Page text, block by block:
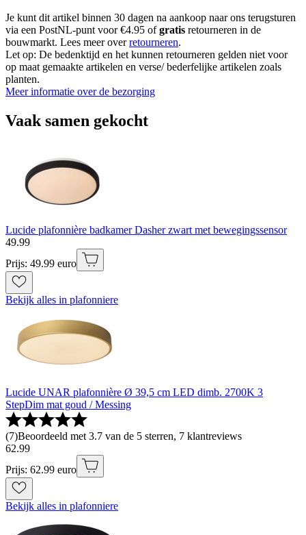
Je kunt dit artikel binnen 30 dagen na aankoop naar ons terugsturen
via een PostNL-punt voor €4.95 ofgratis retourneren in de
bouwmarkt. Lees meer overretourneren.
Let op: De bedenktijd en het kunnen retourneren gelden niet voor
op maat gemaakte artikelen en verse/ bederfelijke artikelen zoals
planten.
Meer informatie over de bezorging
Vaak samen gekocht
Lucide plafonnière badkamer Dasher zwart met bewegingssensor
49.99
Prijs: 49.99 euro
Bekijk alles in plafonniere
Lucide UNAR plafonnière Ø 39,5 cm LED dimb. 2700K 3
StepDim mat goud / Messing
(7)Beoordeeld met 3.7 van de 5 sterren, 7 klantreviews
62.99
Prijs: 62.99 euro
Bekijk alles in plafonniere